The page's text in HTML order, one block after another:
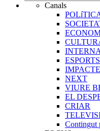
Canals
ESPORTS
IMPACTE
NEXT
VIURE
EL
CRIAR
Contingut